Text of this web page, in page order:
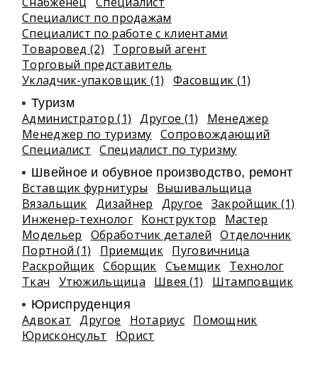
Специалист по продажам
Специалист по работе с клиентами
Товаровед (2)
Торговый агент
Торговый представитель
Укладчик-упаковщик (1)
Фасовщик (1)
Туризм
Администратор (1) Другое (1)
Менеджер
Менеджер по туризму Сопровождающий
Специалист
Специалист по туризму
Швейное и обувное производство, ремонт
Вставщик фурнитуры
Вышивальщица
Вязальщик Дизайнер Другое
Закройщик (1)
Инженер-технолог Конструктор
Мастер
Модельер
Обработчик деталей
Отделочник
Портной (1)
Приемщик Пуговичница
Раскройщик Сборщик Съемщик Технолог
Ткач
Утюжильщица Швея (1) Штамповщик
Юриспруденция
Адвокат Другое Нотариус Помощник
Юрисконсульт
Юрист